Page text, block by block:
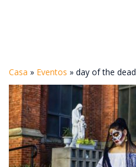
Casa » Eventos » day of the dead